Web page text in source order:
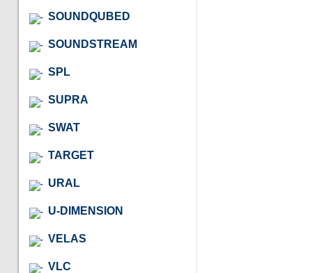
SOUNDQUBED
SOUNDSTREAM
SPL
SUPRA
SWAT
TARGET
URAL
U-DIMENSION
VELAS
VLC